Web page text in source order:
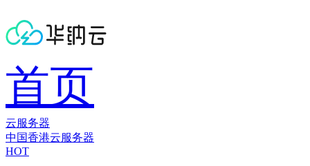
首页
云服务器
中国香港云服务器
HOT